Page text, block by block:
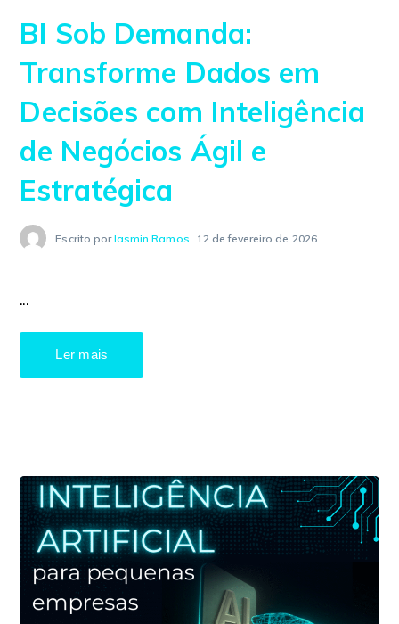
BI Sob Demanda:
Transforme Dados em
Decisões com Inteligência
de Negócios Ágil e
Estratégica
Escrito porIasmin Ramos 12 de fevereiro de 2026
...
Ler mais